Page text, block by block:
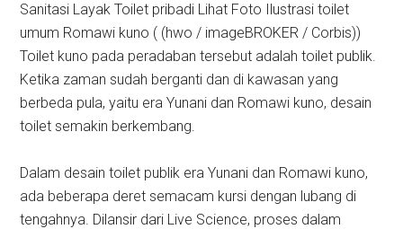
Sanitasi Layak Toilet pribadi Lihat Foto Ilustrasi toilet
umum Romawi kuno ( (hwo / imageBROKER / Corbis))
Toilet kuno pada peradaban tersebut adalah toilet publik.
Ketika zaman sudah berganti dan di kawasan yang
berbeda pula, yaitu era Yunani dan Romawi kuno, desain
toilet semakin berkembang.
Dalam desain toilet publik era Yunani dan Romawi kuno,
ada beberapa deret semacam kursi dengan lubang di
tengahnya. Dilansir dari Live Science, proses dalam